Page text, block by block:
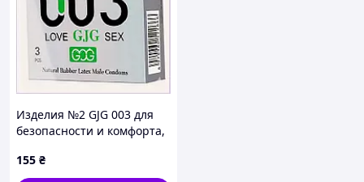
Изделия №2 GJG 003 для
безопасности и комфорта,
155 ₴